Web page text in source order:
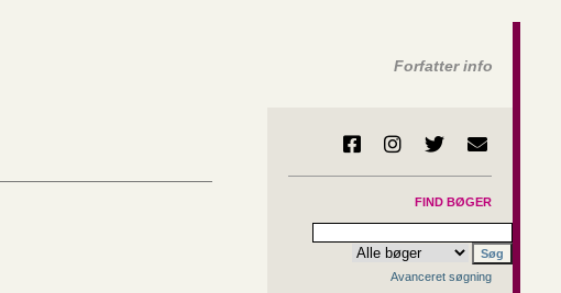
Forfatter info
FIND BØGER
Avanceret søgning